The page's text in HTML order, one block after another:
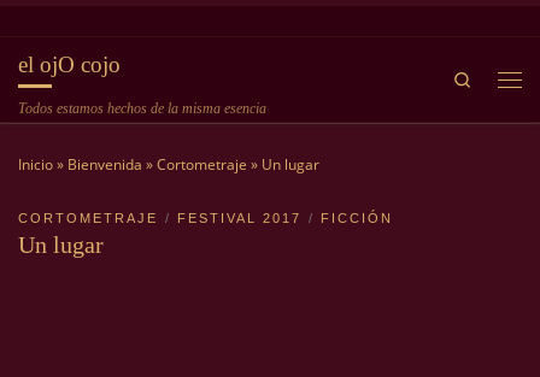
el ojO cojo
Todos estamos hechos de la misma esencia
Search
Inicio» Bienvenida »Cortometraje » Un lugar
CORTOMETRAJE FESTIVAL 2017 FICCIÓN
Un lugar